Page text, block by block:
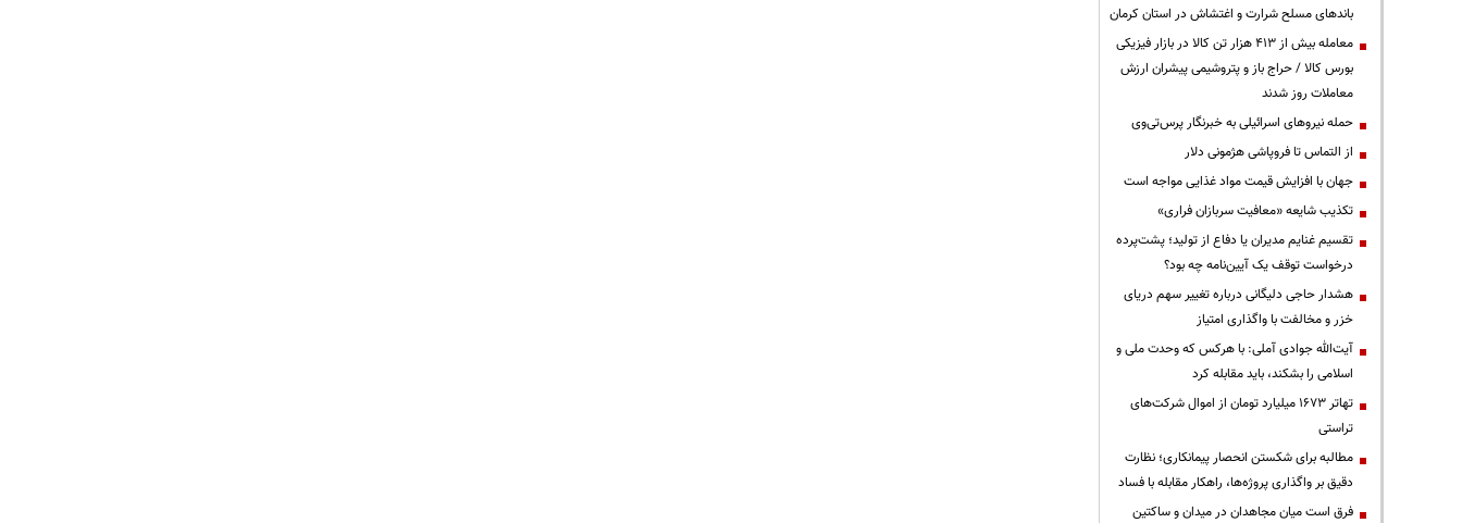
باندهای مسلح شرارت و اغتشاش در استان کرمان
معامله بیش از ۴۱۳ هزار تن کالا در بازار فیزیکی
بورس کالا / حراج باز و پتروشیمی پیشران ارزش
معاملات روز شدند
حمله نیروهای اسرائیلی به خبرنگار پرس‌تی‌وی
از التماس تا فروپاشی هژمونی دلار
جهان با افزایش قیمت مواد غذایی مواجه است
تکذیب شایعه «معافیت سربازان فراری»
تقسیم غنایم مدیران یا دفاع از تولید؛ پشت‌پرده
درخواست توقف یک آیین‌نامه چه بود؟
هشدار حاجی دلیگانی درباره تغییر سهم دریای
خزر و مخالفت با واگذاری امتیاز
آیت‌الله جوادی آملی: با هرکس که وحدت ملی و
اسلامی را بشکند، باید مقابله کرد
تهاتر ۱۶۷۳ میلیارد تومان از اموال شرکت‌های
تراستی
مطالبه برای شکستن انحصار پیمانکاری؛ نظارت
دقیق بر واگذاری پروژه‌ها، راهکار مقابله با فساد
فرق است میان مجاهدان در میدان و ساکتین